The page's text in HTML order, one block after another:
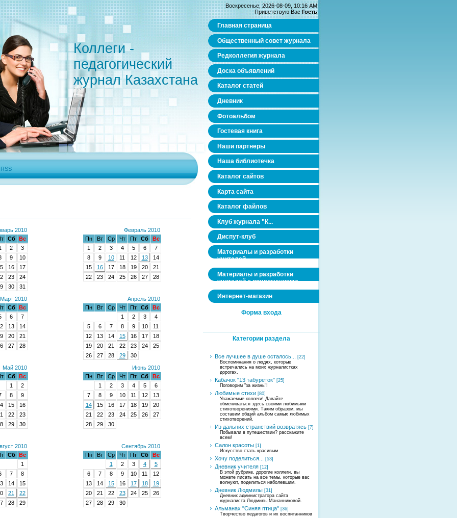
Коллеги -
педагогический
журнал Казахстана
RSS
2010
Сб
Вс
2
3
9
10
16
17
23
24
30 31
Февраль 2010
Пн
Вт Ср Чт Пт Сб
Вс
1
2 3 4 5 6
7
8
9 10 11 12 13
14
15
16 17 18 19 20
21
22
23 24 25 26 27 28
Март 2010
Сб
Вс
6
7
13
14
20
21
27 28
Апрель 2010
Пн
Вт Ср Чт Пт Сб
Вс
1
2 3
4
5
6 7 8 9 10
11
12
13 14 15 16 17
18
19
20 21 22 23 24
25
26
27 28 29
30
Май 2010
Сб
Вс
1
2
8
9
15
16
22
23
29 30
Июнь 2010
Пн
Вт Ср Чт Пт Сб
Вс
1
2 3 4 5
6
7
8 9 10 11 12
13
14
15 16 17 18 19
20
21
22 23 24 25 26
27
28
29 30
2010
Сб
Вс
1
7
8
14
15
21
22
28 29
Сентябрь 2010
Пн
Вт Ср Чт Пт Сб
Вс
1
2 3 4
5
6
7 8 9 10 11
12
13
14 15 16 17 18
19
20
21 22 23 24 25
26
27
28 29 30
Воскресенье, 2026-08-09, 10:16 AM
Приветствую Вас Гость
Главная страница
Общественный совет журнала
Редколлегия журнала
Доска объявлений
Каталог статей
Дневник
Фотоальбом
Гостевая книга
Наши партнеры
Наша библиотечка
Каталог сайтов
Карта сайта
Каталог файлов
Клуб журнала "К...
Диспут-клуб
Материалы и разработки
учителей
Материалы и разработки
учителей с приложениями
Интернет-магазин
Форма входа
Категории раздела
Все лучшее в душе осталось...
[22]
Воспоминания о людях, которые
встречались на моих журналистках
дорогах.
Кабачок "13 табуреток" [25]
Поговорим "за жизнь"!
Любимые стихи [80]
Уважаемые коллеги! Давайте
обмениваться здесь своими любимыми
стихотворениями. Таким образом, мы
составим общий альбом самых любимых
стихотворений.
Из дальних странствий возвратясь [7]
Побывали в путешествии? расскажите
всем!
Салон красоты [1]
Искусство стать красивым
Хочу поделиться... [53]
Дневник учителя [12]
В этой рубрике, дорогие коллеги, вы
можете писать на все темы, которые вас
волнуют, поделиться наболевшим.
Дневник Людмилы [31]
Дневник администратора сайта
журналиста Людмилы Мананниковой.
Альманах "Синяя птица" [36]
Творчество педагогов и их воспитанников